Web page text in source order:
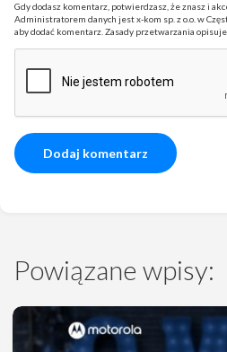
Gdy dodasz komentarz, potwierdzasz, że znasz i
Administratorem danych jest x-kom sp. z o.o. w
aby dodać komentarz. Zasady przetwarzania
Powiązane wpisy: